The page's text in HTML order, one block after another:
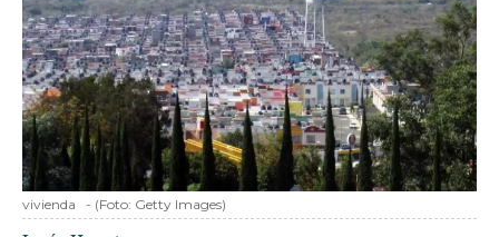
vivienda - (Foto: Getty Images)